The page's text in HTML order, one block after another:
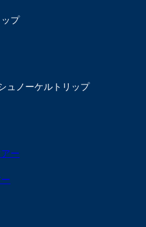
プ
ュノーケルトリップ
ー